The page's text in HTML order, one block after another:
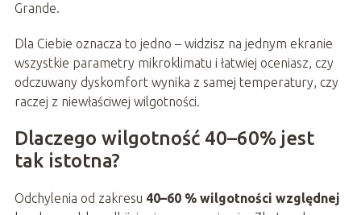
Grande.
Dla Ciebie oznacza to jedno – widzisz na jednym ekranie
wszystkie parametry mikroklimatu i łatwiej oceniasz, czy
odczuwany dyskomfort wynika z samej temperatury, czy
raczej z niewłaściwej wilgotności.
Dlaczego wilgotność 40–60% jest
tak istotna?
Odchylenia od zakresu 40–60 % wilgotności względnej